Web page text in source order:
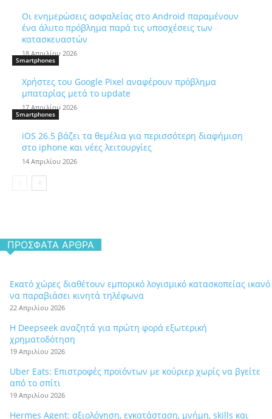
Οι ενημερώσεις ασφαλείας στο Android παραμένουν
ένα άλυτο πρόβλημα παρά τις υποσχέσεις των
κατασκευαστών
18 Απριλίου 2026
Smartphones
Χρήστες του Google Pixel αναφέρουν πρόβλημα
μπαταρίας μετά το update
17 Απριλίου 2026
Smartphones
iOS 26.5 βάζει τα θεμέλια για περισσότερη διαφήμιση
στο iphone και νέες λειτουργίες
14 Απριλίου 2026
ΠΡΌΣΦΑΤΑ ΆΡΘΡΑ
Εκατό χώρες διαθέτουν εμπορικό λογισμικό κατασκοπείας ικανό
να παραβιάσει κινητά τηλέφωνα
22 Απριλίου 2026
Η Deepseek αναζητά για πρώτη φορά εξωτερική
χρηματοδότηση
19 Απριλίου 2026
Uber Eats: Επιστροφές προϊόντων με κούριερ χωρίς να βγείτε
από το σπίτι
19 Απριλίου 2026
Hermes Agent: αξιολόγηση, εγκατάσταση, μνήμη, skills και